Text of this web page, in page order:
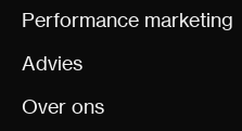
Performance marketing
Advies
Over ons